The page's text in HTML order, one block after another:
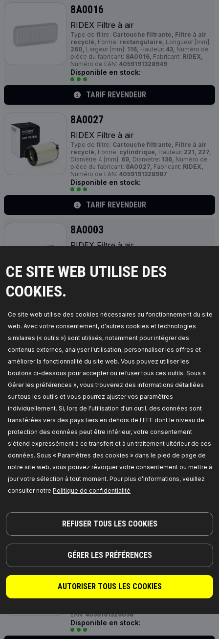
CE SITE WEB UTILISE DES
COOKIES.
Ce site web utilise des cookies nécessaires au fonctionnement du site
web. Avec votre consentement, d'autres cookies et technologies
similaires (« outils ») sont utilisés, notamment pour intégrer des
contenus externes, analyser l'utilisation, personnaliser les offres et
améliorer la fonctionnalité du site web. Vous pouvez utiliser les
boutons ci-dessous pour accepter ou refuser tous ces outils. Sous «
Gérer les préférences », vous trouverez des informations détaillées
sur tous les outils et vous pourrez ajuster vos paramètres
individuellement. Si, lors de l'utilisation d'un outil, des données sont
transférées vers des pays tiers en dehors de l'EEE dont le niveau de
protection des données peut être inférieur, votre consentement
s'étend expressément à ce transfert et à un traitement ultérieur de ces
données. Sous « Paramètres des cookies » dans le pied de page de
notre site web, vous pouvez révoquer votre consentement ou mettre à
jour votre sélection à tout moment. Pour plus d’informations, veuillez
consulter notre Politique de confidentialité
REFUSER TOUS LES COOKIES
GÉRER LES PRÉFÉRENCES
AUTORISER TOUS LES COOKIES
8A0016
RIDEX Filtre à air
Type de filtre: Cartouche filtrante, Filtre à air
recyclé, Forme: rectangulaire, Longueur [mm]:
260, Largeur [mm]: 116, Hauteur: 43, Numéro de
pièce du fabricant: 8A0016, Fabricant: RIDEX,
Numéro de EAN: 4059191328949
Disponible en stock:
TARIF REVENDEUR
8A0027
RIDEX Filtre à air
Type de filtre: Cartouche filtrante, Filtre à air
recyclé, Forme: cylindrique, Hauteur: 221, 227,
Diamètre 4 [mm]: 69, Diamètre: 136, Numéro de
pièce du fabricant: 8A0027, Fabricant: RIDEX,
Numéro de EAN: 4059191328987
Disponible en stock:
TARIF REVENDEUR
8A0003
RIDEX Filtre à air
364,Largeur [mm]:184,5, Hauteur:
de pièce du fabricant:8A0003,Fabricant:
TARIF REVENDEUR
8A0082
RIDEX Filtre à air
Type de filtre:Filtre à air recyclé,Longueur
[mm]:382,0,Largeur [mm]:139,0,Hauteur:49,0,
Fabricant:RIDEX,Numéro de EAN:
4059191329014
Disponible en stock:
TARIF REVENDEUR
8A0032
RIDEX Filtre à air
Type de filtre: Cartouche filtrante,
Longueur
[mm]:300,Largeur [mm]:234,Largeur 2 [mm]:
Hauteur:61,Numéro de pièce du fabricant:
Disponible en stock:
TARIF REVENDEUR
8A0013
RIDEX Filtre à air
Type de filtre:Cartouche filtrante,
340,Diamètre 2 [mm]:140,Numéro de pièce du
EAN:4059191329038
Disponible en stock: